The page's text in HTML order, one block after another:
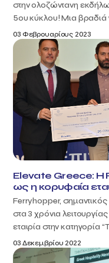
στην ολοζώντανη
5ου κύκλου! Μια βραδιά
03 Φεβρουαρίους 2023
Elevate Greece: Η
ως η κορυφαία
Ferryhopper,
στα 3 χρόνια
εταιρία στην κατηγορία
03 Δεκεμβρίου 2022